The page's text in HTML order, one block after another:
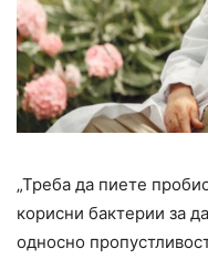
„Треба да пиете
корисни бактерии за
односно